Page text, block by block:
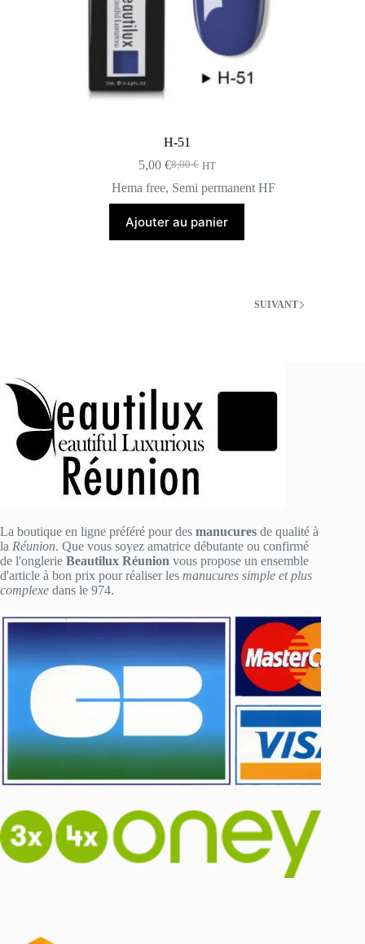
H-51
8,00€
Le
prix
8,00 €.
5,00 €Le
prix
5,00 €.
HT
Hema free, Semi permanent HF
Ajouter au panier
SUIVANT
La boutique en ligne préféré pour des manucures de qualité à
la Réunion. Que vous soyez amatrice débutante ou confirmé
de l'onglerie Beautilux Réunion vous propose un ensemble
d'article à bon prix pour réaliser les manucures simple et plus
complexe dans le 974.